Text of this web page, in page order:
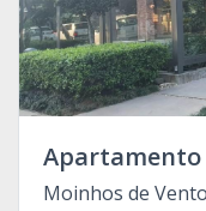
Apartamento
Moinhos de